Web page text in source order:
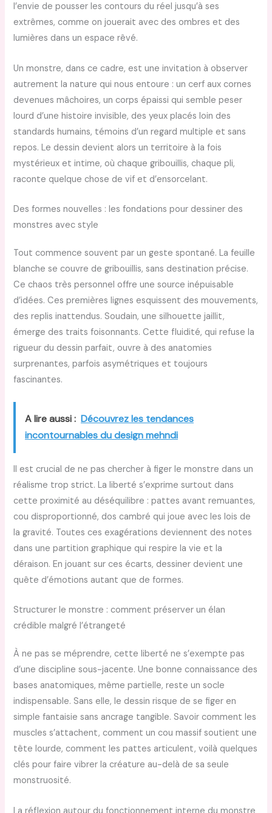
l’envie de pousser les contours du réel jusqu’à ses
extrêmes, comme on jouerait avec des ombres et des
lumières dans un espace rêvé.
Un monstre, dans ce cadre, est une invitation à observer
autrement la nature qui nous entoure : un cerf aux cornes
devenues mâchoires, un corps épaissi qui semble peser
lourd d’une histoire invisible, des yeux placés loin des
standards humains, témoins d’un regard multiple et sans
repos. Le dessin devient alors un territoire à la fois
mystérieux et intime, où chaque gribouillis, chaque pli,
raconte quelque chose de vif et d’ensorcelant.
Des formes nouvelles : les fondations pour dessiner des
monstres avec style
Tout commence souvent par un geste spontané. La feuille
blanche se couvre de gribouillis, sans destination précise.
Ce chaos très personnel offre une source inépuisable
d’idées. Ces premières lignes esquissent des mouvements,
des replis inattendus. Soudain, une silhouette jaillit,
émerge des traits foisonnants. Cette fluidité, qui refuse la
rigueur du dessin parfait, ouvre à des anatomies
surprenantes, parfois asymétriques et toujours
fascinantes.
A lire aussi : Découvrez les tendances
incontournables du design mehndi
Il est crucial de ne pas chercher à figer le monstre dans un
réalisme trop strict. La liberté s’exprime surtout dans
cette proximité au déséquilibre : pattes avant remuantes,
cou disproportionné, dos cambré qui joue avec les lois de
la gravité. Toutes ces exagérations deviennent des notes
dans une partition graphique qui respire la vie et la
déraison. En jouant sur ces écarts, dessiner devient une
quête d’émotions autant que de formes.
Structurer le monstre : comment préserver un élan
crédible malgré l’étrangeté
À ne pas se méprendre, cette liberté ne s’exempte pas
d’une discipline sous-jacente. Une bonne connaissance des
bases anatomiques, même partielle, reste un socle
indispensable. Sans elle, le dessin risque de se figer en
simple fantaisie sans ancrage tangible. Savoir comment les
muscles s’attachent, comment un cou massif soutient une
tête lourde, comment les pattes articulent, voilà quelques
clés pour faire vibrer la créature au-delà de sa seule
monstruosité.